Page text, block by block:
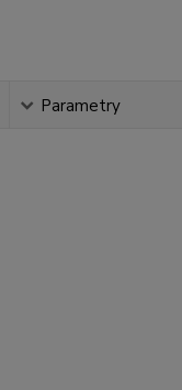
Parametry